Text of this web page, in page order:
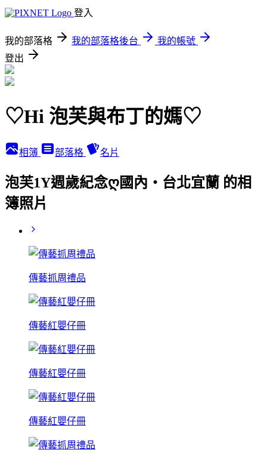
登入
我的部落格 我的部落格後台
我的帳號
登出
♡Hi 泡芙與布丁的媽♡
相簿 部落格 名片
泡芙1Y週歲紀念ღ國內‧台北宜蘭 的相
簿照片
傳藝抓周禮品
傳藝紅嬰仔冊
傳藝紅嬰仔冊
傳藝紅嬰仔冊